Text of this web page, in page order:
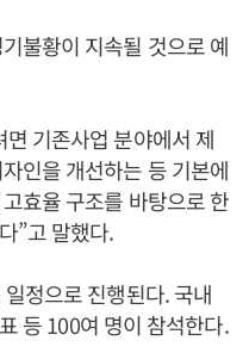
불황이 지속될 것으로 예
기존사업 분야에서 제
인을 개선하는 등 기본에
효율 구조를 바탕으로 한
”고 말했다.
정으로 진행된다. 국내
등 100여 명이 참석한다.